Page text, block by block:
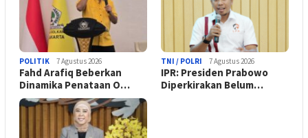
POLITIK 7 Agustus 2026
Fahd Arafiq Beberkan
Dinamika Penataan O…
TNI / POLRI 7 Agustus 2026
IPR: Presiden Prabowo
Diperkirakan Belum…